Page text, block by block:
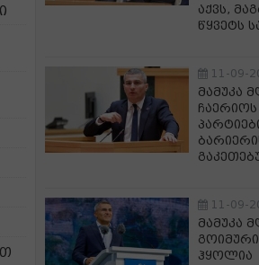
აქვს,
წყვეტს
11-09-
მამუკა
11-09-
მამუკა
ჰყოლია